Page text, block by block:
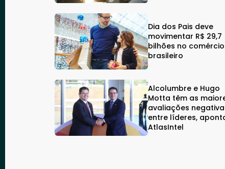
Dia dos Pais deve
movimentar R$ 29,7
bilhões no comércio
brasileiro
Alcolumbre e Hugo
Motta têm as
avaliações
entre líderes,
AtlasIntel